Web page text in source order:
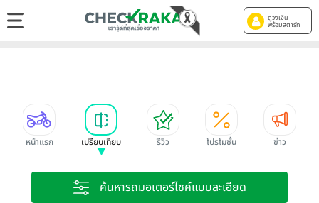
ดูวงเงิน
พร้อมสตาร์ท
หน้าแรก เปรียบเทียบ รีวิว โปรโมชั่น ข่าว
ค้นหารถมอเตอร์ไซค์แบบละเอียด